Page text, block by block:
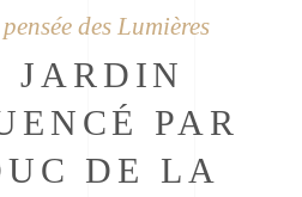
des Lumières
JARDIN
PAR
DE LA